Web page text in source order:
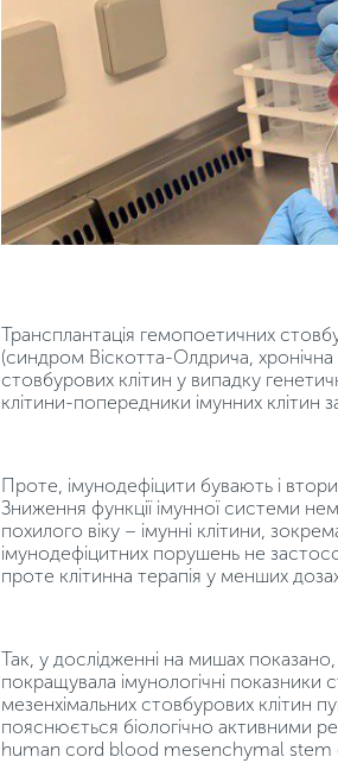
Трансплантація гемопоетичних
(синдром Віскотта-Олдрича, хронічна
стовбурових клітин у випадку
клітини-попередники імунних
Проте, імунодефіцити бувають і
Зниження функції імунної системи
похилого віку – імунні клітини,
імунодефіцитних порушень не
проте клітинна терапія у менших
Так, у дослідженні на мишах
покращувала імунологічні
мезенхімальних стовбурових клітин
пояснюється біологічно активними
human cord blood mesenchymal